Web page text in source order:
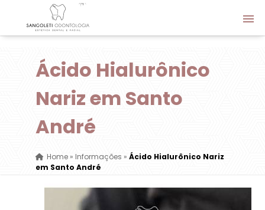
Ácido Hialurônico
Nariz em Santo
André
Home» Informações » Ácido Hialurônico Nariz
em Santo André